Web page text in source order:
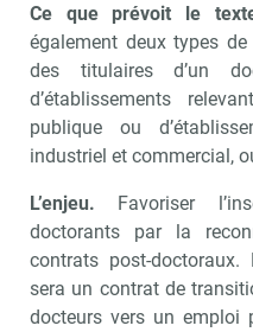
Ce que prévoit le
également deux types
des titulaires d’un
d’établissements
publique ou
industriel et commercial,
L’enjeu. Favoriser
doctorants par la
contrats post-
sera un contrat de
docteurs vers un emploi